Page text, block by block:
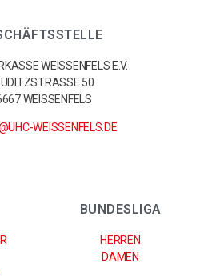
WEISSENFELS E.V.
50
WEISSENFELS
WEISSENFELS.DE
BUNDESLIGA
HERREN
DAMEN